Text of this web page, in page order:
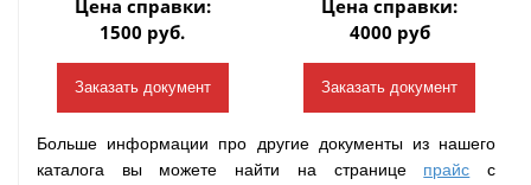
Цена справки:
1500 руб.
Заказать документ
Цена справки:
4000 руб
Заказать документ
Больше информации про другие документы из нашего
каталога вы можете найти на странице прайс с